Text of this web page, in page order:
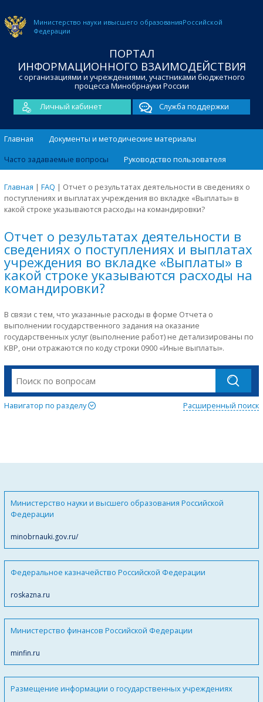
Министерство науки ивысшего образованияРоссийской
Федерации
ПОРТАЛ
ИНФОРМАЦИОННОГО ВЗАИМОДЕЙСТВИЯ
с организациями и учреждениями, участниками бюджетного
процесса Минобрнауки России
Личный кабинет
Служба поддержки
Главная
Документы и методические материалы
Часто задаваемые вопросы
Руководство пользователя
Главная | FAQ | Отчет о результатах деятельности в сведениях о
поступлениях и выплатах учреждения во вкладке «Выплаты» в
какой строке указываются расходы на командировки?
Отчет о результатах деятельности в
сведениях о поступлениях и выплатах
учреждения во вкладке «Выплаты» в
какой строке указываются расходы на
командировки?
В связи с тем, что указанные расходы в форме Отчета о
выполнении государственного задания на оказание
государственных услуг (выполнение работ) не детализированы по
КВР, они отражаются по коду строки 0900 «Иные выплаты».
Навигатор по разделу Расширенный поиск
Министерство науки и высшего образования Российской
Федерации
minobrnauki.gov.ru/
Федеральное казначейство Российской Федерации
roskazna.ru
Министерство финансов Российской Федерации
minfin.ru
Размещение информации о государственных учреждениях